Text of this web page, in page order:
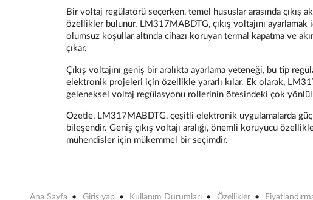
Bir voltaj regülatörü seçerken, temel hususlar arasında çıkış
özellikler bulunur. LM317MABDTG, çıkış voltajını
olumsuz koşullar altında cihazı koruyan termal kapatma ve
çıkar.
Çıkış voltajını geniş bir aralıkta ayarlama yeteneği, bu tip
elektronik projeleri için özellikle yararlı kılar. Ek olarak,
geleneksel voltaj regülasyonu rollerinin ötesindeki çok
Özetle, LM317MABDTG, çeşitli elektronik uygulamalarda
bileşendir. Geniş çıkış voltajı aralığı, önemli koruyucu
mühendisler için mükemmel bir seçimdir.
Ana Sayfa Giriş yap Kullanım Durumları Özellikler